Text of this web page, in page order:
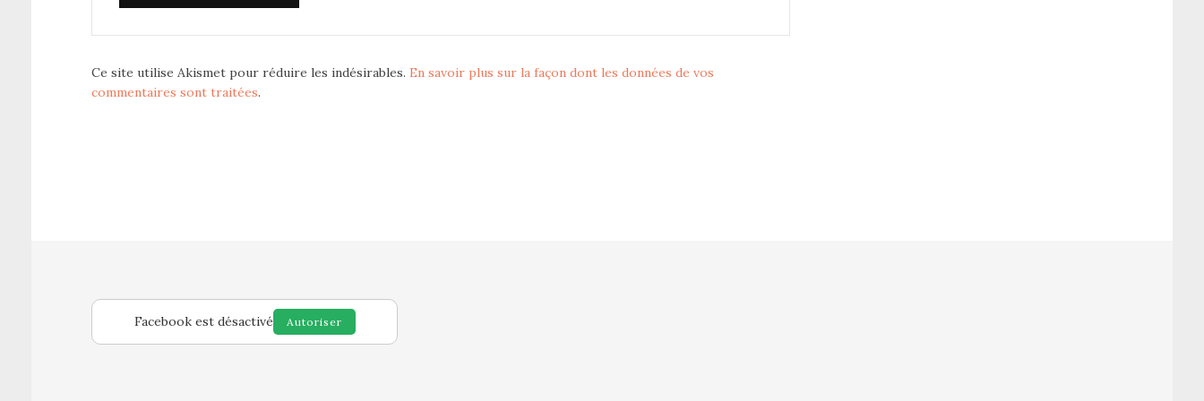
Ce site utilise Akismet pour réduire les indésirables. En savoir plus sur la façon dont les données de vos
commentaires sont traitées.
Facebook est désactivé Autoriser